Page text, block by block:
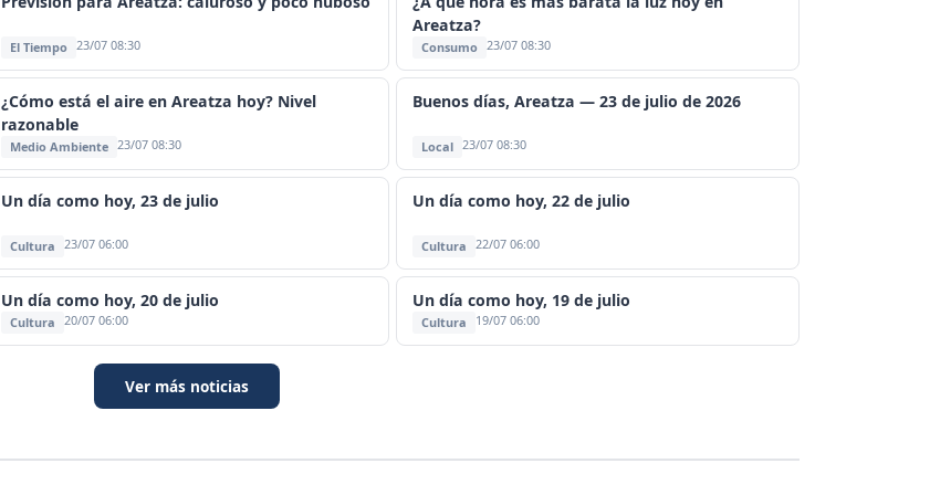
El Tiempo 23/07 08:30
Areatza?
Consumo 23/07 08:30
¿Cómo está el aire en Areatza hoy? Nivel
razonable
Medio Ambiente 23/07 08:30
Buenos días, Areatza — 23 de julio de 2026
Local 23/07 08:30
Un día como hoy, 23 de julio
Cultura 23/07 06:00
Un día como hoy, 22 de julio
Cultura 22/07 06:00
Un día como hoy, 20 de julio
Cultura 20/07 06:00
Un día como hoy, 19 de julio
Cultura 19/07 06:00
Ver más noticias